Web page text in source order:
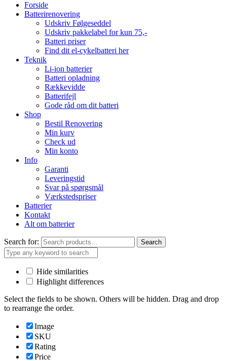
Forside
Batterirenovering
Udskriv Følgeseddel
Udskriv pakkelabel for kun 75,-
Batteri priser
Find dit el-cykelbatteri her
Teknik
Li-ion batterier
Batteri opladning
Rækkevidde
Batterifejl
Gode råd om dit batteri
Shop
Bestil Renovering
Min kurv
Check ud
Min konto
Info
Garanti
Leveringstid
Svar på spørgsmål
Værkstedspriser
Batterier
Kontakt
Alt om batterier
Search for: Search
Hide similarities
Highlight differences
Select the fields to be shown. Others will be hidden. Drag and drop
to rearrange the order.
Image
SKU
Rating
Price